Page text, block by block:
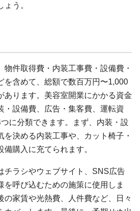
う。
物件取得費・内装工事費・設備費・
を含めて、総額で数百万円〜1,000
あります。美容室開業にかかる資金
・設備費、広告・集客費、運転資
に分類できます。まず、内装・設
を決める内装工事や、カット椅子・
購入に充てられます。
チラシやウェブサイト、SNS広告
を呼び込むための施策に使用しま
の家賃や光熱費、人件費など、日々